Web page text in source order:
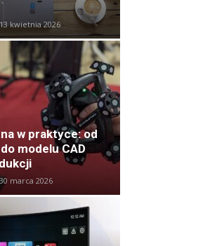
13 kwietnia 2026
w praktyce: od
modelu CAD
30 marca 2026